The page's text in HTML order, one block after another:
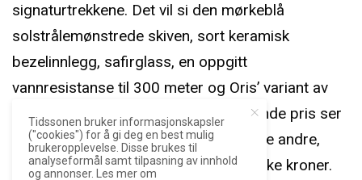
signaturtrekkene. Det vil si den mørkeblå
solstrålemønstrede skiven, sort keramisk
bezelinnlegg, safirglass, en oppgitt
vannresistanse til 300 meter og Oris’ variant av
Sellita SW 200-1 på innsiden. Veiledende pris ser
ut til å havne rett i samme gate som de andre,
altså i området rett rundt 20.000 norske kroner.
Tidssonen bruker informasjonskapsler
("cookies") for å gi deg en best mulig
brukeropplevelse. Disse brukes til
analyseformål samt tilpasning av innhold
og annonser. Les mer om